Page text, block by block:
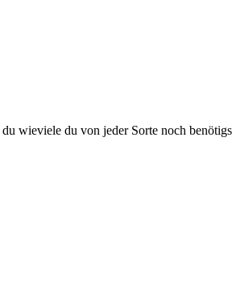
wieviele du von jeder Sorte noch